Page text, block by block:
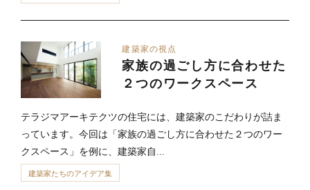
建築家の視点
家族の過ごし方に合わせた
２つのワークスペース
テラジマアーキテクツの住宅には、建築家のこだわりが詰ま
っています。今回は「家族の過ごし方に合わせた２つのワー
クスペース」を例に、建築家自...
建築家たちのアイデア集